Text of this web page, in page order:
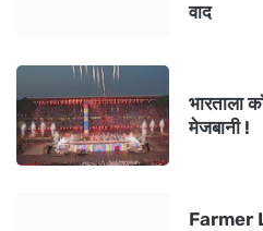
वाद
भारताला
मेजबानी !
Farmer